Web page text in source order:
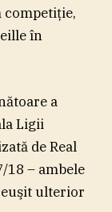
competiţie,
în
a
Ligii
de Real
18 – ambele
ulterior